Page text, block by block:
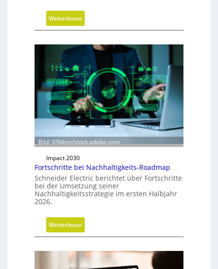
Weiterlesen
N
a
u
s
r
i
c
h
u
d
e
r
c
ä
f
Bild: ©Nikon/stock.adobe.com
Impact 2030
Fortschritte bei Nachhaltigkeits-Roadmap
Schneider Electric berichtet über Fortschritte
bei der Umsetzung seiner
Nachhaltigkeitsstrategie im ersten Halbjahr
2026.
Weiterlesen
F